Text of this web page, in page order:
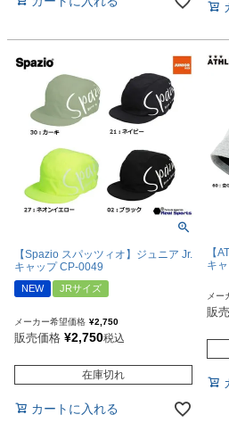
【Spazio スパッツィオ】ジュニア Jr.
キャップ CP-0049
NEW JRサイズ
メーカー希望価格 ¥2,750
販売価格 ¥2,750税込
在庫切れ
カートに入れる
【
キ
メー
販